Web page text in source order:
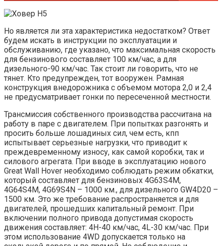
Но является ли эта характеристика недостатком? Ответ
будем искать в инструкции по эксплуатации и
обслуживанию, где указано, что максимальная скорость
для бензинового составляет 100 км/час, а для
дизельного-90 км/час. Так стоит ли говорить, что не
тянет. Кто предупрежден, тот вооружен. Рамная
конструкция внедорожника с объемом мотора 2,0 и 2,4
не предусматривает гонки по пересеченной местности.
Трансмиссия собственного производства рассчитана на
работу в паре с двигателем. При попытках разгонять и
просить больше лошадиных сил, чем есть, кпп
испытывает серьезные нагрузки, что приводит к
преждевременному износу, как самой коробки, так и
силового агрегата. При вводе в эксплуатацию нового
Great Wall Hover необходимо соблюдать режим обкатки,
который составляет для бензиновых 4G63S4M,
4G64S4M, 4G69S4N – 1000 км., для дизельного GW4D20 –
1500 км. Это же требование распространяется и для
двигателей, прошедших капитальный ремонт. При
включении полного привода допустимая скорость
движения составляет: 4H-40 км/час, 4L-30 км/час. При
этом использование 4WD допускается только на